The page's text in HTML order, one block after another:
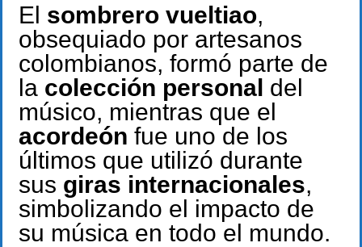
El sombrero vueltiao,
obsequiado por artesanos
colombianos, formó parte de
la colección personal del
músico, mientras que el
acordeón fue uno de los
últimos que utilizó durante
sus giras internacionales,
simbolizando el impacto de
su música en todo el mundo.